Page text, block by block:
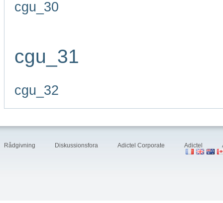
cgu_30
cgu_31
cgu_32
Rådgivning Diskussionsfora Adictel Corporate Adictel